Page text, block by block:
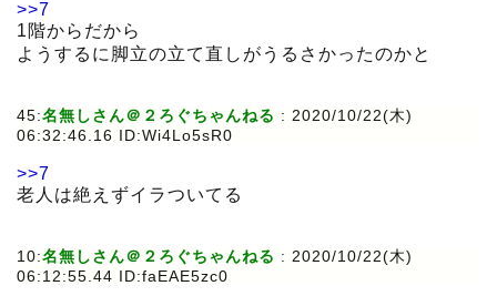
>>7
1階からだから
ようするに脚立の立て直しがうるさかったのかと
45:名無しさん＠２ろぐちゃんねる : 2020/10/22(木)
06:32:46.16 ID:Wi4Lo5sR0
>>7
老人は絶えずイラついてる
10:名無しさん＠２ろぐちゃんねる : 2020/10/22(木)
06:12:55.44 ID:faEAE5zc0